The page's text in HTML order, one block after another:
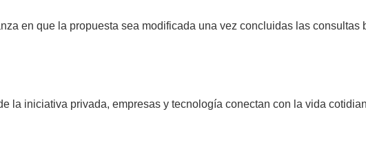
en que la propuesta sea modificada una vez concluidas las
la iniciativa privada, empresas y tecnología conectan con la vida